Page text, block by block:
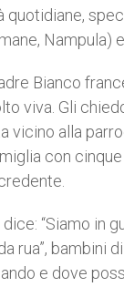
Nampula)
Bianco
viva. Gli
vicino alla
con
“Siamo in
rua”, bambini
e dove